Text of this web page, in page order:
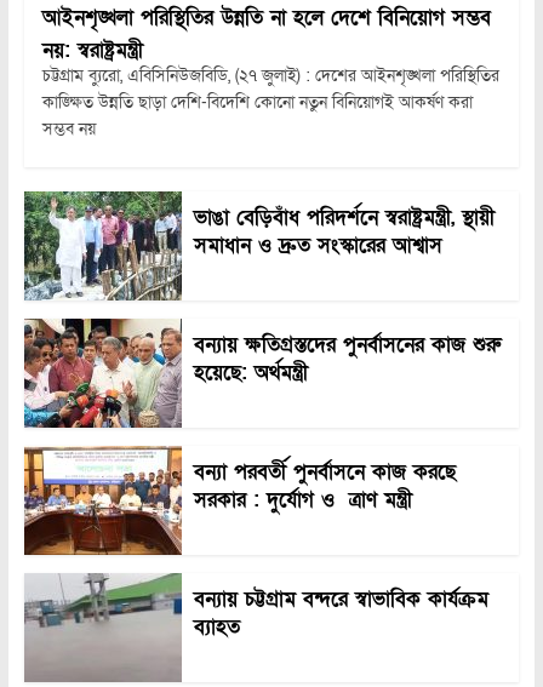
আইনশৃঙ্খলা পরিস্থিতির উন্নতি না হলে দেশে বিনিয়োগ সম্ভব
নয়: স্বরাষ্ট্রমন্ত্রী
চট্টগ্রাম ব্যুরো, এবিসিনিউজবিডি, (২৭ জুলাই) : দেশের আইনশৃঙ্খলা পরিস্থিতির
কাঙ্ক্ষিত উন্নতি ছাড়া দেশি-বিদেশি কোনো নতুন বিনিয়োগই আকর্ষণ করা
সম্ভব নয়
ভাঙা বেড়িবাঁধ পরিদর্শনে স্বরাষ্ট্রমন্ত্রী, স্থায়ী
সমাধান ও দ্রুত সংস্কারের আশ্বাস
বন্যায় ক্ষতিগ্রস্তদের পুনর্বাসনের কাজ শুরু
হয়েছে: অর্থমন্ত্রী
বন্যা পরবর্তী পুনর্বাসনে কাজ করছে
সরকার : দুর্যোগ ও ত্রাণ মন্ত্রী
বন্যায় চট্টগ্রাম বন্দরে স্বাভাবিক কার্যক্রম
ব্যাহত